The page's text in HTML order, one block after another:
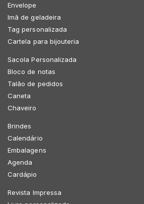
Envelope
Imã de geladeira
Tag personalizada
Cartela para bijouteria
Sacola Personalizada
Bloco de notas
Talão de pedidos
Caneta
Chaveiro
Brindes
Calendário
Embalagens
Agenda
Cardápio
Revista Impressa